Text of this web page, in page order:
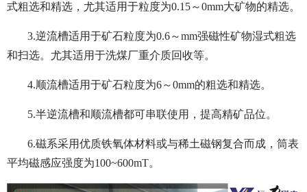
式粗选和精选，尤其适用于粒度为0.15～0mm大矿物的精选。
3.逆流槽适用于矿石粒度为0.6～mm强磁性矿物湿式粗选
和扫选。尤其适用于洗煤厂重介质回收等。
4.顺流槽适用于矿石粒度为6～0mm的粗选和精选。
5.半逆流槽和顺流槽都可串联使用，提高精矿品位。
6.磁系采用优质铁氧体材料或与稀土磁钢复合而成，筒表
平均磁感应强度为100~600mT。